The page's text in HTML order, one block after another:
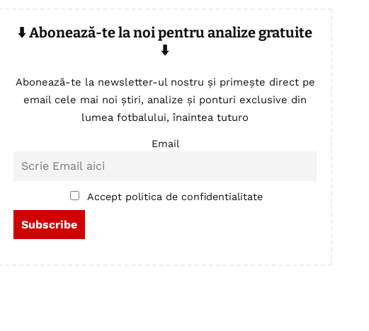
⬇️ Abonează-te la noi pentru analize gratuite
⬇️
Abonează-te la newsletter-ul nostru și primește direct pe
email cele mai noi știri, analize și ponturi exclusive din
lumea fotbalului, înaintea tuturo
Email
Accept politica de confidentialitate